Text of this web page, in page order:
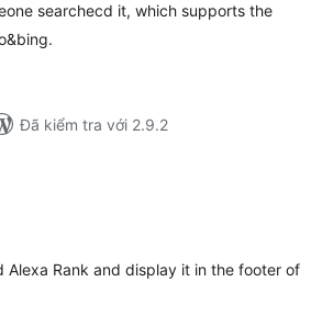
searchecd it, which supports the
Đã kiểm tra với 2.9.2
Alexa Rank and display it in the footer of